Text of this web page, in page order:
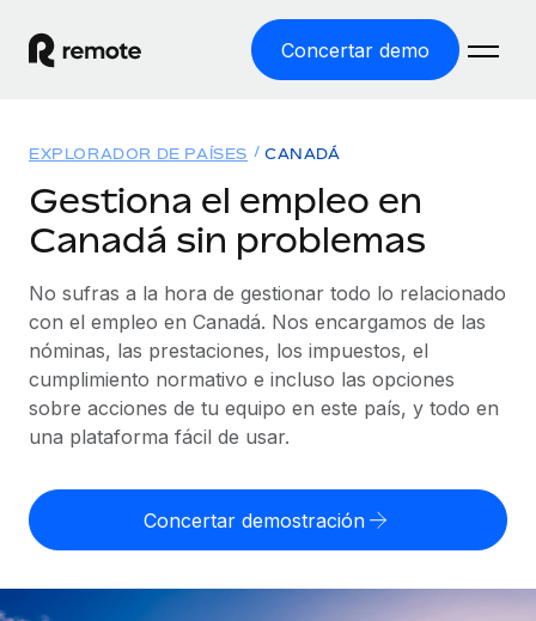
Concertar demo
EMPLEO GLOBAL
Nómina global
Gestiona las nóminas de forma sencilla y conforme a la
legalidad.
Employer of Record
Expándete en todo el mundo sin gastar en entidades.
cumpliendo la normativa.
Soluciones
COBERTURA MUNDIAL
Explorador de países
Consulta el soporte del empleo global según el país.
Explorador estatal de EE. UU.
Simplifica la contratación en todos los estados de EE.
Comparador de Remote
Compáranos con otras empresas.
Recursos
HERRAMIENTAS Y CALCULADORAS
Calculadora del riesgo de clasificación errónea
Consulta el riesgo de clasificación errónea por país.
cualquier país.
Precios
English
Nederlands
EXPLORADOR DE PAÍSES CANADÁ
Gestiona el empleo en
Canadá sin problemas
No sufras a la hora de gestionar todo lo relacionado
con el empleo en Canadá. Nos encargamos de las
nóminas, las prestaciones, los impuestos, el
cumplimiento normativo e incluso las opciones
sobre acciones de tu equipo en este país, y todo en
una plataforma fácil de usar.
Concertar demostración